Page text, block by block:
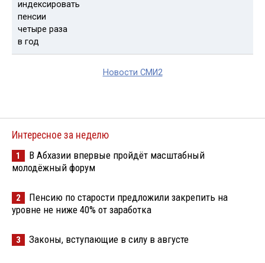
Новости СМИ2
Интересное за неделю
1
В Абхазии впервые пройдёт масштабный
молодёжный форум
2
Пенсию по старости предложили закрепить на
уровне не ниже 40% от заработка
3 Законы, вступающие в силу в августе